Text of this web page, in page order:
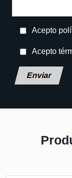
Acepto
Acepto
Deja este